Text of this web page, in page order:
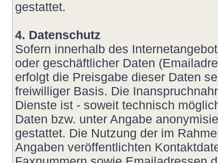
gestattet.
4. Datenschutz
Sofern innerhalb des
oder geschäftlicher Daten
erfolgt die Preisgabe dieser Daten
freiwilliger Basis. Die
Dienste ist - soweit technisch
Daten bzw. unter Angabe
gestattet. Die Nutzung der im
Angaben veröffentlichten